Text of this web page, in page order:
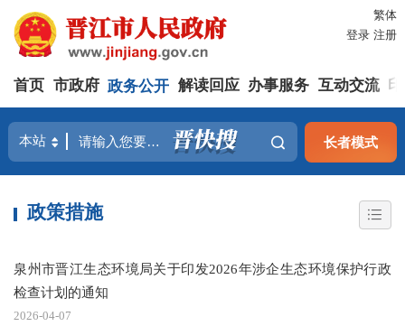
繁体
登录 注册
首页 市政府 政务公开 解读回应 办事服务 互动交流
长者模式
政策措施
泉州市晋江生态环境局关于印发2026年涉企生态环境保护行政
检查计划的通知
2026-04-07